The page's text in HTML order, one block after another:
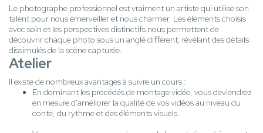
Le photographe professionnel est vraiment un artiste qui utilise son
talent pour nous émerveiller et nous charmer. Les éléments choisis
avec soin et les perspectives distinctifs nous permettent de
découvrir chaque photo sous un anglé différent, révélant des détails
dissimulés de la scène capturée.
Atelier
Il existe de nombreux avantages à suivre un cours :
En dominant les procédés de montage vidéo, vous deviendrez
en mesure d'améliorer la qualité de vos vidéos au niveau du
conte, du rythme et des éléments visuels.